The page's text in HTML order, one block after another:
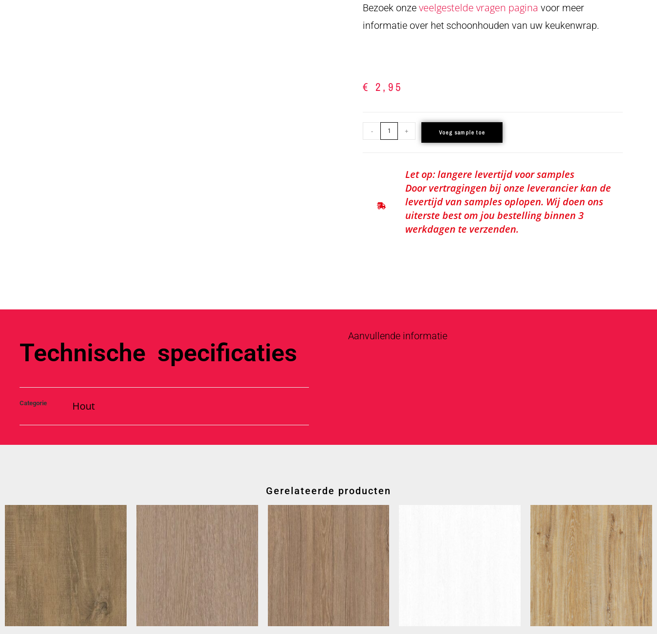
Bezoek onze veelgestelde vragen pagina voor meer
informatie over het schoonhouden van uw keukenwrap.
€ 2,95
- + Voeg sample toe
Let op: langere levertijd voor samples
Door vertragingen bij onze leverancier kan de
levertijd van samples oplopen. Wij doen ons
uiterste best om jou bestelling binnen 3
werkdagen te verzenden.
Technische specificaties
Categorie Hout
Aanvullende informatie
Gerelateerde producten